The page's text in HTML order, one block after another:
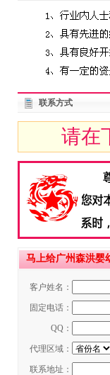
联系方式
请在
马上给广州森洪婴
客户姓名：
固定电话：
QQ：
代理区域：
联系地址：